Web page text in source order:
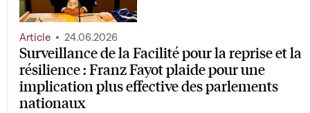
Surveillance de la Facilité pour la reprise et la
résilience : Franz Fayot plaide pour une
implication plus effective des parlements
nationaux
Article 24.06.2026